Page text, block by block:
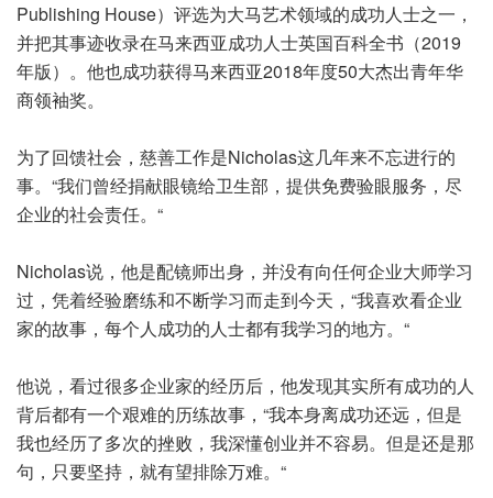
Publishing House）评选为大马艺术领域的成功人士之一，
并把其事迹收录在马来西亚成功人士英国百科全书（2019
年版）。他也成功获得马来西亚2018年度50大杰出青年华
商领袖奖。
为了回馈社会，慈善工作是Nicholas这几年来不忘进行的
事。“我们曾经捐献眼镜给卫生部，提供免费验眼服务，尽
企业的社会责任。“
Nicholas说，他是配镜师出身，并没有向任何企业大师学习
过，凭着经验磨练和不断学习而走到今天，“我喜欢看企业
家的故事，每个人成功的人士都有我学习的地方。“
他说，看过很多企业家的经历后，他发现其实所有成功的人
背后都有一个艰难的历练故事，“我本身离成功还远，但是
我也经历了多次的挫败，我深懂创业并不容易。但是还是那
句，只要坚持，就有望排除万难。“